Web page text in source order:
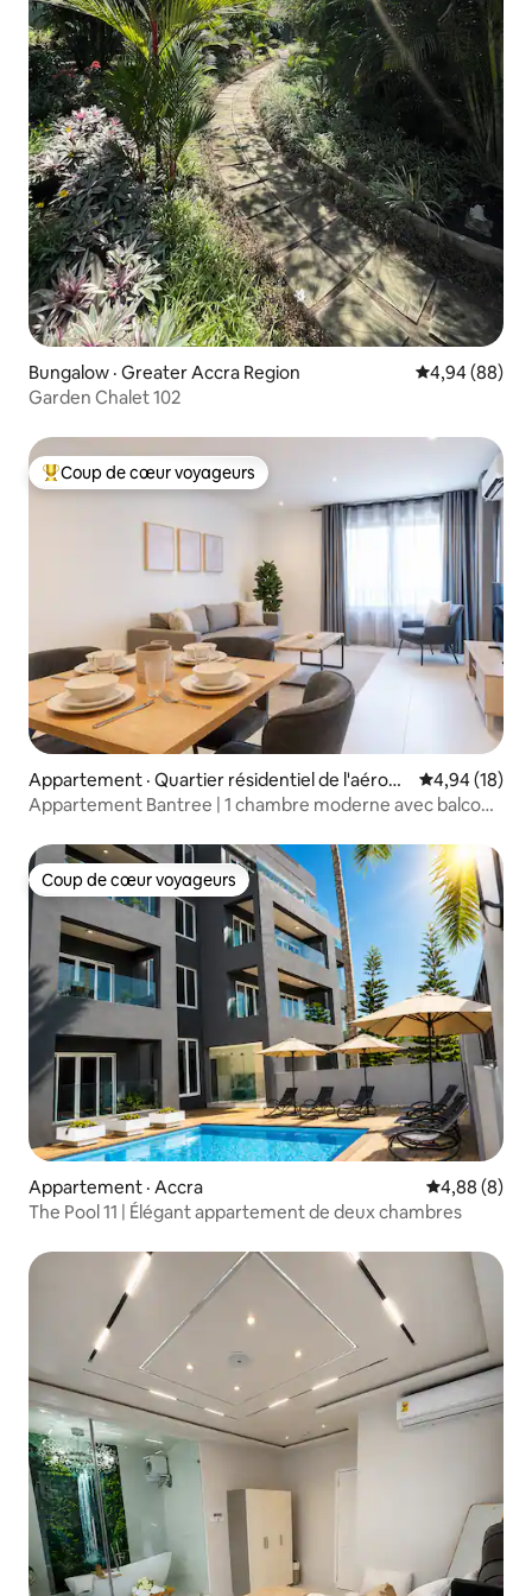
Bungalow · Greater Accra Region Note
4,94 (88)
Garden Chalet 102
Coup de cœur voyageurs parmi les plus aimés
Coup de cœur voyageurs
Appartement · Quartier résidentiel de l'aéropo
rt
Note
4,94 (18)
Appartement Bantree | 1 chambre moderne avec balcon,
Coup de cœur voyageurs
Coup de cœur voyageurs
Appartement · Accra Note
4,88 (8)
The Pool 11 | Élégant appartement de deux chambres